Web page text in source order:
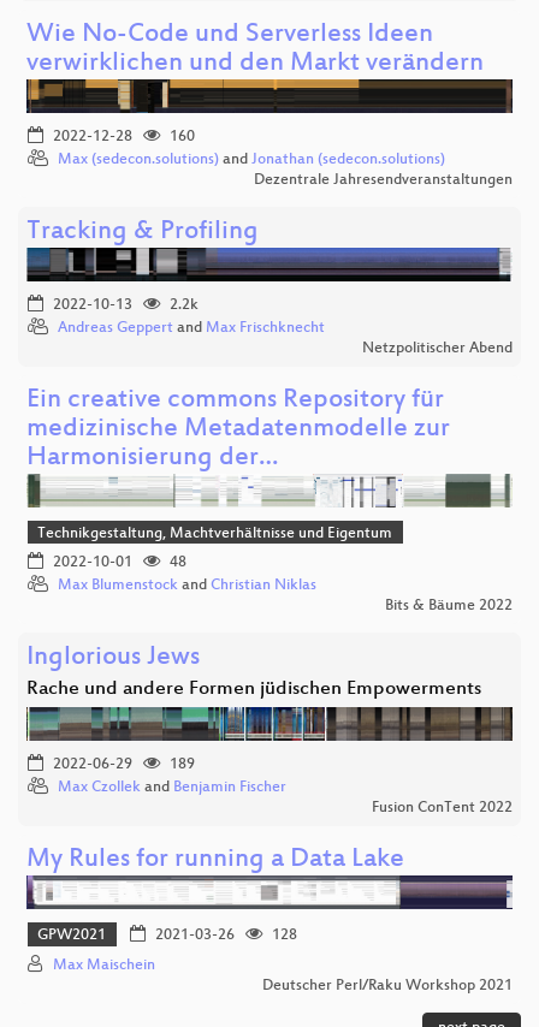
Wie No-Code und Serverless Ideen
verwirklichen und den Markt verändern
2022-12-28
160
Max (sedecon.solutions) and Jonathan (sedecon.solutions)
Dezentrale Jahresendveranstaltungen
Tracking & Profiling
2022-10-13
2.2k
Andreas Geppert and Max Frischknecht
Netzpolitischer Abend
Ein creative commons Repository für
medizinische Metadatenmodelle zur
Harmonisierung der…
Technikgestaltung, Machtverhältnisse und Eigentum
2022-10-01
48
Max Blumenstock and Christian Niklas
Bits & Bäume 2022
Inglorious Jews
Rache und andere Formen jüdischen Empowerments
2022-06-29
189
Max Czollek and Benjamin Fischer
Fusion ConTent 2022
My Rules for running a Data Lake
GPW2021 2021-03-26
128
Max Maischein
Deutscher Perl/Raku Workshop 2021